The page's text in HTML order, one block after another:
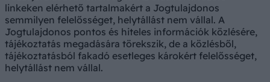
linkeken elérhető tartalmakért a Jogtulajdonos
semmilyen felelősséget, helytállást nem vállal. A
Jogtulajdonos pontos és hiteles információk közlésére,
tájékoztatás megadására törekszik, de a közlésből,
tájékoztatásból fakadó esetleges károkért felelősséget,
helytállást nem vállal.